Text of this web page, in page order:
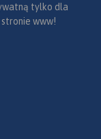
tylko dla
www!